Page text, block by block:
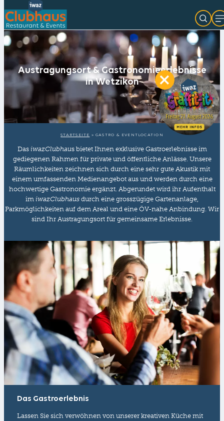
Austragungsort & Gastronomieerlebnisse
in Wetzikon
STARTSEITE »GASTRO & EVENTLOCATION
Das iwazClubhaus bietet Ihnen exklusive Gastroerlebnisse im
gediegenen Rahmen für private und öffentliche Anlässe. Unsere
Räumlichkeiten zeichnen sich durch eine sehr gute Akustik mit
einem umfassenden Medienangebot aus und werden durch eine
hochwertige Gastronomie ergänzt. Abgerundet wird ihr Aufenthalt
im iwazClubhaus durch eine grosszügige Gartenanlage,
Parkmöglichkeiten auf dem Areal und eine ÖV-nahe Anbindung. Wir
sind Ihr Austragungsort für gemeinsame Erlebnisse.
Das Gastroerlebnis
Lassen Sie sich verwöhnen von unserer kreativen Küche mit